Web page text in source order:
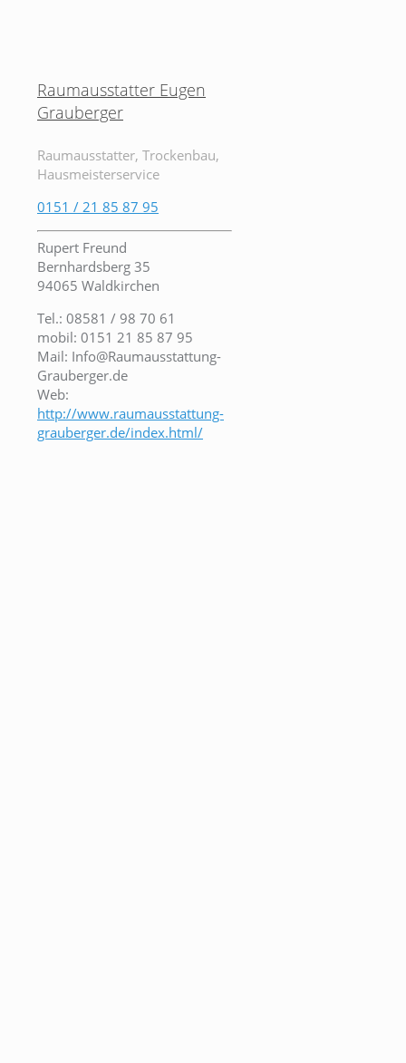
Raumausstatter Eugen
Grauberger
Raumausstatter, Trockenbau,
Hausmeisterservice
0151 / 21 85 87 95
Rupert Freund
Bernhardsberg 35
94065 Waldkirchen
Tel.: 08581 / 98 70 61
mobil: 0151 21 85 87 95
Mail: Info@Raumausstattung-
Grauberger.de
Web:
http://www.raumausstattung-
grauberger.de/index.html/